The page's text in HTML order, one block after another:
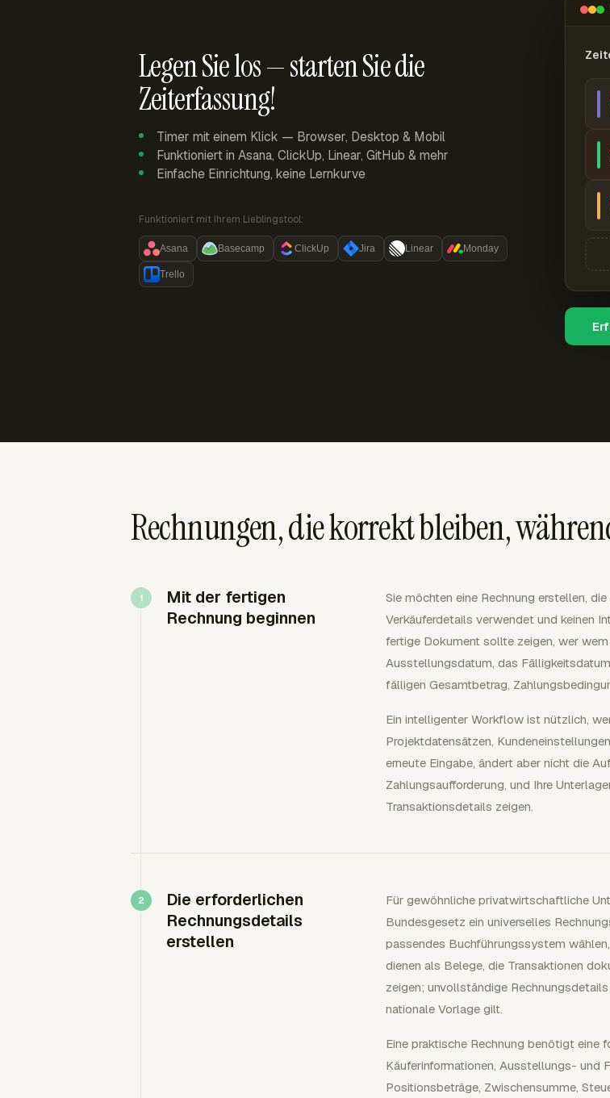
Legen Sie los — starten Sie die
Zeiterfassung!
Timer mit einem Klick — Browser, Desktop & Mobil
Funktioniert in Asana, ClickUp, Linear, GitHub & mehr
Einfache Einrichtung, keine Lernkurve
Funktioniert mit Ihrem Lieblingstool:
Asana Basecamp ClickUp Jira Linear Monday
Trello
Rechnungen, die korrekt bleiben,
Mit der fertigen
Rechnung beginnen
Sie möchten eine Rechnung erstellen,
Verkäuferdetails verwendet und keinen
fertige Dokument sollte zeigen, wer
Ausstellungsdatum, das
fälligen Gesamtbetrag,
Ein intelligenter Workflow ist nützlich,
Projektdatensätzen,
erneute Eingabe, ändert aber nicht die
Zahlungsaufforderung, und Ihre
Transaktionsdetails zeigen.
Die erforderlichen
Rechnungsdetails
erstellen
Für gewöhnliche privatwirtschaftliche
Bundesgesetz ein universelles
passendes Buchführungssystem
dienen als Belege, die Transaktionen
zeigen; unvollständige
nationale Vorlage gilt.
Eine praktische Rechnung benötigt eine
Käuferinformationen, Ausstellungs- und
Positionsbeträge, Zwischensumme,